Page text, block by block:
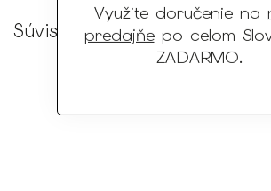
Využite doručenie na
predajňepo celom
ZADARMO.
Súvisiaci tovar